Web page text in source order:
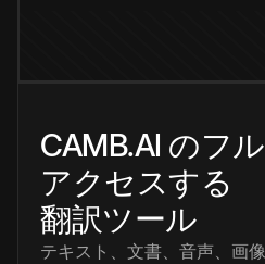
CAMB.AI のフ
アクセスする
翻訳ツール
テキスト、文書、音声、画